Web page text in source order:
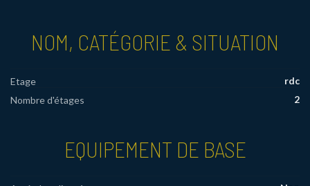
NOM, CATÉGORIE & SITUATION
Etage
rdc
Nombre d'étages
2
EQUIPEMENT DE BASE